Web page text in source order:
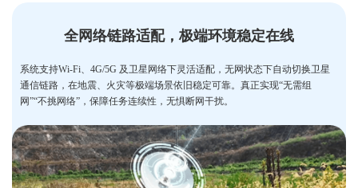
全网络链路适配，极端环境稳定在线
系统支持Wi-Fi、4G/5G 及卫星网络下灵活适配，无网状态下自动切换卫星
通信链路，在地震、火灾等极端场景依旧稳定可靠。真正实现“无需组
网”“不挑网络”，保障任务连续性，无惧断网干扰。